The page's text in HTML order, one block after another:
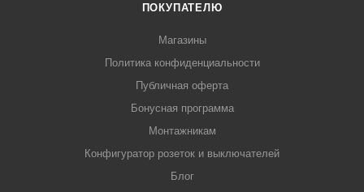
ПОКУПАТЕЛЮ
Магазины
Политика конфиденциальности
Публичная оферта
Бонусная программа
Монтажникам
Конфигуратор розеток и выключателей
Блог